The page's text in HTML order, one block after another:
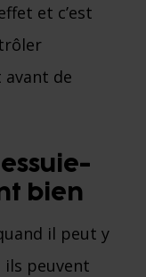
et c’est
de
bien
il peut y
ils peuvent